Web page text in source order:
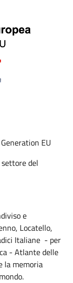
EU
del
e
Locatello,
Italiane - per
- Atlante delle
la memoria